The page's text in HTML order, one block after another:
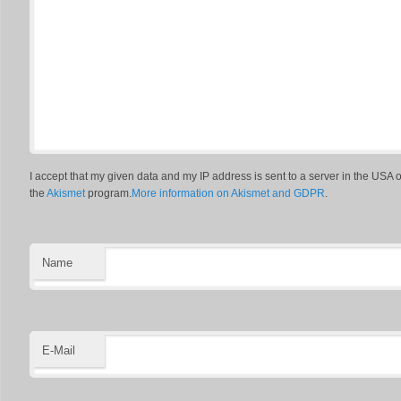
I accept that my given data and my IP address is sent to a server in the
the Akismetprogram.More information on Akismet and GDPR.
Name
E-Mail